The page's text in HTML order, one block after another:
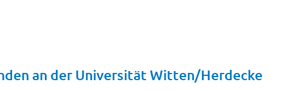
an der Universität Witten/Herdecke